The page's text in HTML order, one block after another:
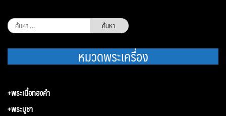
ค้นหา
สำหรับ:
หมวดพระเครื่อง
+พระเนื้อทองคำ
+พระบูชา